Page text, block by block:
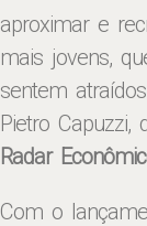
aproximar e
mais jovens,
sentem
Pietro Capuzzi,
Radar
Com o